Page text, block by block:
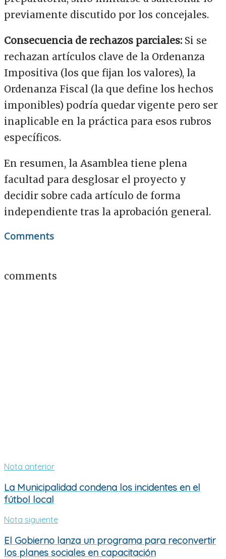
previamente discutido por los concejales.
Consecuencia de rechazos parciales: Si se
rechazan artículos clave de la Ordenanza
Impositiva (los que fijan los valores), la
Ordenanza Fiscal (la que define los hechos
imponibles) podría quedar vigente pero ser
inaplicable en la práctica para esos rubros
específicos.
En resumen, la Asamblea tiene plena
facultad para desglosar el proyecto y
decidir sobre cada artículo de forma
independiente tras la aprobación general.
Comments
comments
Nota anterior
La Municipalidad condena los incidentes en el
fútbol local
Nota siguiente
El Gobierno lanza un programa para reconvertir
los planes sociales en capacitación